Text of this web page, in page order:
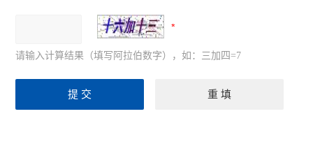
请输入计算结果（填写阿拉伯数字），如：三加四=7